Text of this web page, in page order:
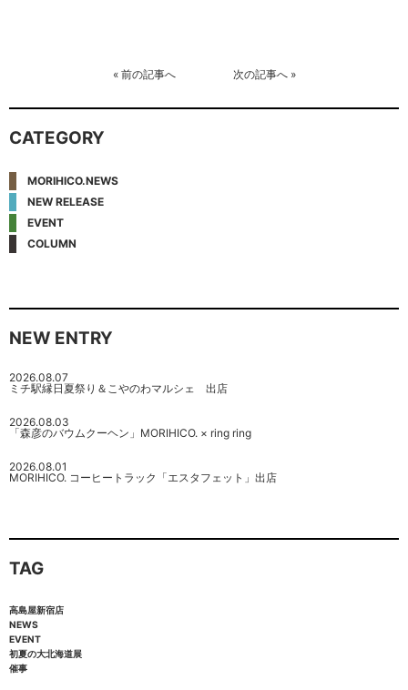
« 前の記事へ 次の記事へ»
CATEGORY
MORIHICO.NEWS
NEW RELEASE
EVENT
COLUMN
NEW ENTRY
2026.08.07
ミチ駅縁日夏祭り＆こやのわマルシェ 出店
2026.08.03
「森彦のバウムクーヘン」MORIHICO. × ring ring
2026.08.01
MORIHICO. コーヒートラック「エスタフェット」出店
TAG
高島屋新宿店
NEWS
EVENT
初夏の大北海道展
催事